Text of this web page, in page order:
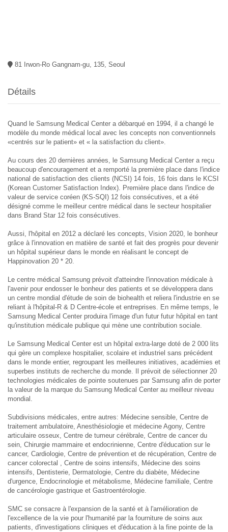
81 Irwon-Ro Gangnam-gu, 135, Seoul
Détails
Quand le Samsung Medical Center a débarqué en 1994, il a changé le
modèle du monde médical local avec les concepts non conventionnels
«centrés sur le patient» et « la satisfaction du client».
Au cours des 20 dernières années, le Samsung Medical Center a reçu
beaucoup d'encouragement et a remporté la première place dans l'indice
national de satisfaction des clients (NCSI) 14 fois, 16 fois dans le KCSI
(Korean Customer Satisfaction Index). Première place dans l'indice de
valeur de service coréen (KS-SQI) 12 fois consécutives, et a été
désigné comme le meilleur centre médical dans le secteur hospitalier
dans Brand Star 12 fois consécutives.
Aussi, l'hôpital en 2012 a déclaré les concepts, Vision 2020, le bonheur
grâce à l'innovation en matière de santé et fait des progrès pour devenir
un hôpital supérieur dans le monde en réalisant le concept de
Happinovation 20 * 20.
Le centre médical Samsung prévoit d'atteindre l'innovation médicale à
l'avenir pour endosser le bonheur des patients et se développera dans
un centre mondial d'étude de soin de biohealth et reliera l'industrie en se
reliant à l'hôpital-R & D Centre-école et entreprises. En même temps, le
Samsung Medical Center produira l'image d'un futur futur hôpital en tant
qu'institution médicale publique qui mène une contribution sociale.
Le Samsung Medical Center est un hôpital extra-large doté de 2 000 lits
qui gère un complexe hospitalier, scolaire et industriel sans précédent
dans le monde entier, regroupant les meilleures initiatives, académies et
superbes instituts de recherche du monde. Il prévoit de sélectionner 20
technologies médicales de pointe soutenues par Samsung afin de porter
la valeur de la marque du Samsung Medical Center au meilleur niveau
mondial.
Subdivisions médicales, entre autres: Médecine sensible, Centre de
traitement ambulatoire, Anesthésiologie et médecine Agony, Centre
articulaire osseux, Centre de tumeur cérébrale, Centre de cancer du
sein, Chirurgie mammaire et endocrinienne, Centre d'éducation sur le
cancer, Cardiologie, Centre de prévention et de récupération, Centre de
cancer colorectal , Centre de soins intensifs, Médecine des soins
intensifs, Dentisterie, Dermatologie, Centre du diabète, Médecine
d'urgence, Endocrinologie et métabolisme, Médecine familiale, Centre
de cancérologie gastrique et Gastroentérologie.
SMC se consacre à l'expansion de la santé et à l'amélioration de
l'excellence de la vie pour l'humanité par la fourniture de soins aux
patients, d'investigations cliniques et d'éducation à la fine pointe de la